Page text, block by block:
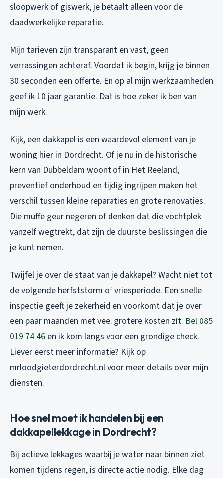
sloopwerk of giswerk, je betaalt alleen voor de
daadwerkelijke reparatie.
Mijn tarieven zijn transparant en vast, geen
verrassingen achteraf. Voordat ik begin, krijg je binnen
30 seconden een offerte. En op al mijn werkzaamheden
geef ik 10 jaar garantie. Dat is hoe zeker ik ben van
mijn werk.
Kijk, een dakkapel is een waardevol element van je
woning hier in Dordrecht. Of je nu in de historische
kern van Dubbeldam woont of in Het Reeland,
preventief onderhoud en tijdig ingrijpen maken het
verschil tussen kleine reparaties en grote renovaties.
Die muffe geur negeren of denken dat die vochtplek
vanzelf wegtrekt, dat zijn de duurste beslissingen die
je kunt nemen.
Twijfel je over de staat van je dakkapel? Wacht niet tot
de volgende herfststorm of vriesperiode. Een snelle
inspectie geeft je zekerheid en voorkomt dat je over
een paar maanden met veel grotere kosten zit. Bel 085
019 74 46 en ik kom langs voor een grondige check.
Liever eerst meer informatie? Kijk op
mrloodgieterdordrecht.nl voor meer details over mijn
diensten.
Hoe snel moet ik handelen bij een
dakkapellekkage in Dordrecht?
Bij actieve lekkages waarbij je water naar binnen ziet
komen tijdens regen, is directe actie nodig. Elke dag